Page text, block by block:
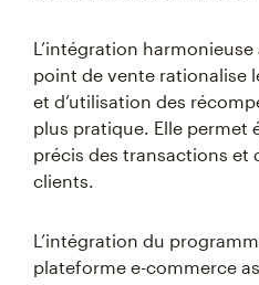
L’intégration
point de vente rationalise
et d’utilisation des
plus pratique. Elle permet
précis des transactions et
clients.
L’intégration du
plateforme e-commerce